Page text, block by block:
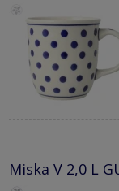
Miska V 2,0 L